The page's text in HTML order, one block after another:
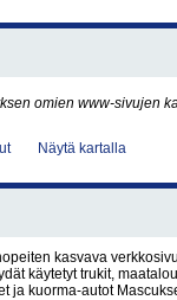
omien www-sivujen
Näytä kartalla
kasvava
käytetyt trukit,
ja kuorma-autot